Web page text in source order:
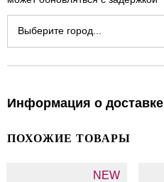
Выберите город...
Информация о доставке
ПОХОЖИЕ ТОВАРЫ
NEW